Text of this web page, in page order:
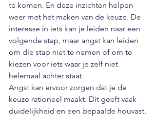
te komen. En deze inzichten helpen
weer met het maken van de keuze. De
interesse in iets kan je leiden naar een
volgende stap, maar angst kan leiden
om die stap niet te nemen of om te
kiezen voor iets waar je zelf niet
helemaal achter staat.
Angst kan ervoor zorgen dat je de
keuze rationeel maakt. Dit geeft vaak
duidelijkheid en een bepaalde houvast.